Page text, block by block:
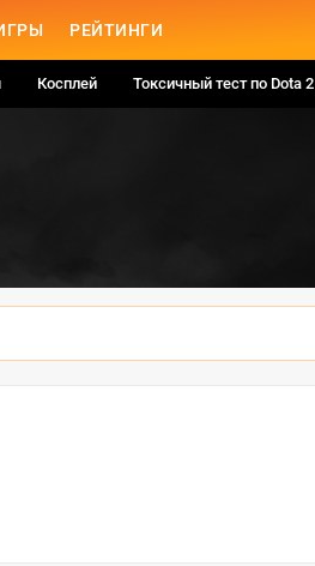
РЕЙТИНГИ
Косплей Токсичный тест по Dota 2